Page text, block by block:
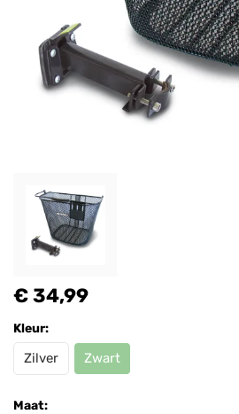
€ 34,99
Kleur:
Zilver Zwart
Maat: